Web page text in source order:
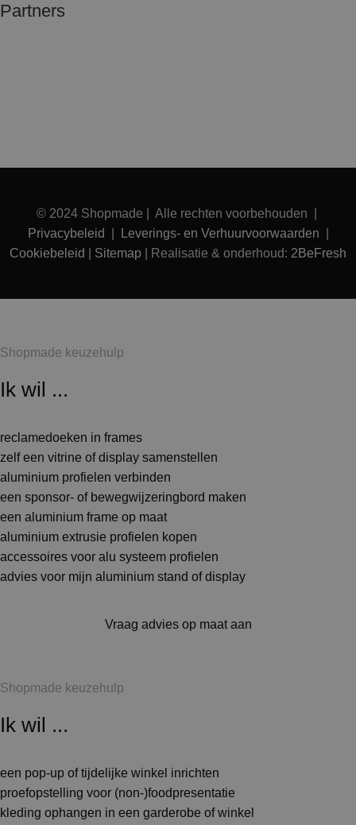
Partners
© 2024 Shopmade | Alle rechten voorbehouden |
Privacybeleid
Leverings- en Verhuurvoorwaarden
Cookiebeleid
Sitemap | Realisatie & onderhoud: 2BeFresh
Shopmade keuzehulp
Ik wil ...
reclamedoeken in frames
zelf een vitrine of display samenstellen
aluminium profielen verbinden
een sponsor- of bewegwijzeringbord maken
een aluminium frame op maat
aluminium extrusie profielen kopen
accessoires voor alu systeem profielen
advies voor mijn aluminium stand of display
Vraag advies op maat aan
Shopmade keuzehulp
Ik wil ...
een pop-up of tijdelijke winkel inrichten
proefopstelling voor (non-)foodpresentatie
kleding ophangen in een garderobe of winkel